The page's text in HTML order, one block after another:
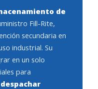
de
Fill-Rite,
secundaria en
industrial. Su
en un solo
para